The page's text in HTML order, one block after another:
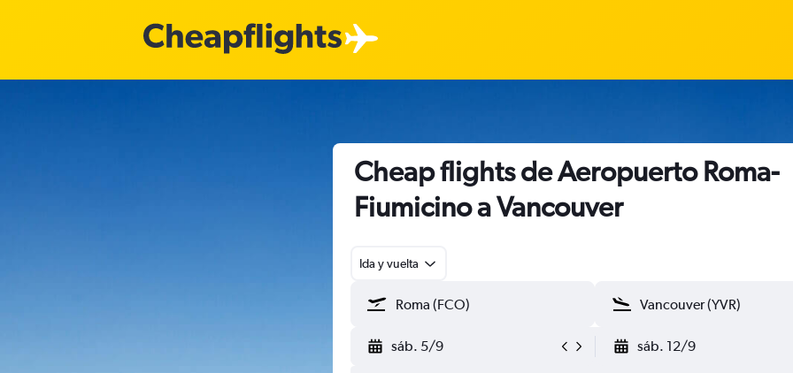
Cheap flights de Aeropuerto Roma-
Fiumicino a Vancouver
Ida y vuelta
sáb. 5/9 sáb. 12/9